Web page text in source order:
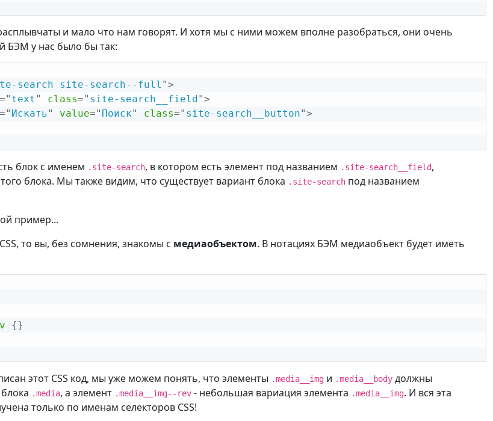
и мало что нам говорят. И хотя мы с ними можем вполне разобраться, они очень
БЭМ у нас было бы так:
search site-search--full ">
=" text " class=" site-search__field ">
=" Искать" value=" Поиск" class=" site-search__button">
блок с именем .site-search, в котором есть элемент под названием .site-search__field,
блока. Мы также видим, что существует вариант блока .site-search под названием
пример...
то вы, без сомнения, знакомы с медиаобъектом. В нотациях БЭМ медиаобъект будет иметь
{}
этот CSS код, мы уже можем понять, что элементы .media__img и .media__body должны
.media, а элемент .media__img--rev - небольшая вариация элемента .media__img. И вся эта
только по именам селекторов CSS!